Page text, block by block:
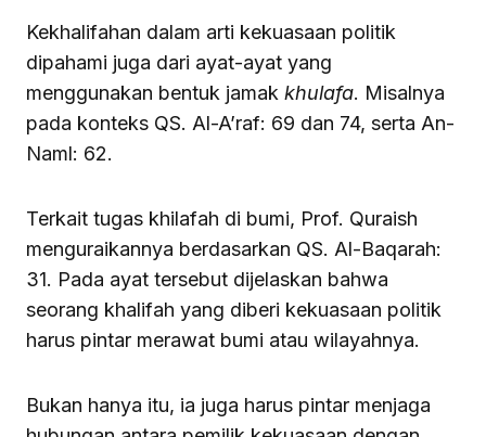
Kekhalifahan dalam arti kekuasaan politik
dipahami juga dari ayat-ayat yang
menggunakan bentuk jamak khulafa. Misalnya
pada konteks QS. Al-A’raf: 69 dan 74, serta An-
Naml: 62.
Terkait tugas khilafah di bumi, Prof. Quraish
menguraikannya berdasarkan QS. Al-Baqarah:
31. Pada ayat tersebut dijelaskan bahwa
seorang khalifah yang diberi kekuasaan politik
harus pintar merawat bumi atau wilayahnya.
Bukan hanya itu, ia juga harus pintar menjaga